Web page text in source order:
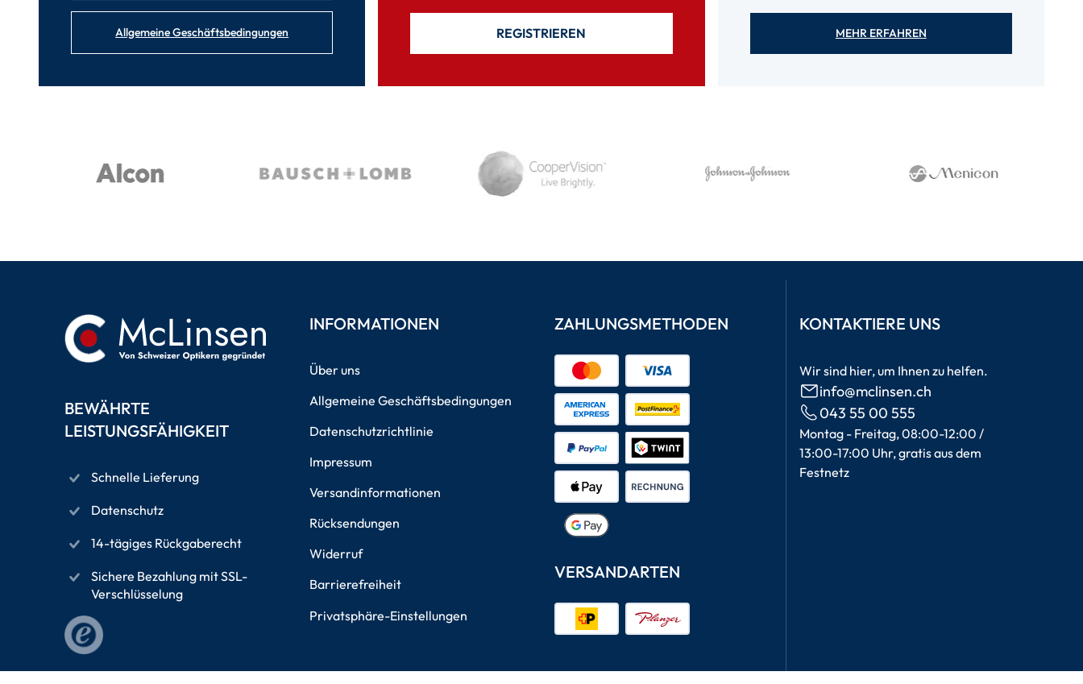
Allgemeine Geschäftsbedingungen REGISTRIEREN MEHR ERFAHREN
BEWÄHRTE
LEISTUNGSFÄHIGKEIT
Schnelle Lieferung
Datenschutz
14-tägiges Rückgaberecht
Sichere Bezahlung mit SSL-
Verschlüsselung
INFORMATIONEN
Über uns
Allgemeine Geschäftsbedingungen
Datenschutzrichtlinie
Impressum
Versandinformationen
Rücksendungen
Widerruf
Barrierefreiheit
Privatsphäre-Einstellungen
ZAHLUNGSMETHODEN
VERSANDARTEN
KONTAKTIERE UNS
Wir sind hier, um Ihnen zu helfen.
info@mclinsen.ch
043 55 00 555
Montag - Freitag, 08:00-12:00 /
13:00-17:00 Uhr, gratis aus dem
Festnetz